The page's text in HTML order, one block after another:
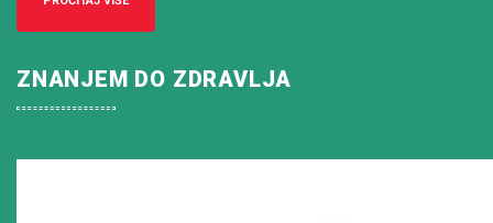
ZNANJEM DO ZDRAVLJA